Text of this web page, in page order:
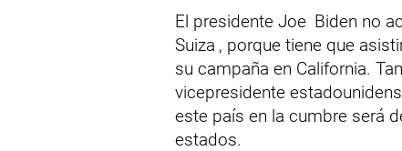
El presidente Joe Biden no
Suiza , porque tiene que
su campaña en California.
vicepresidente
este país en la cumbre será
estados.